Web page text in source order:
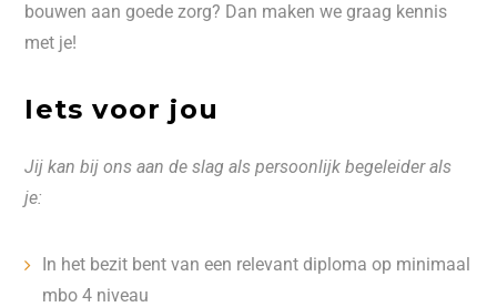
bouwen aan goede zorg? Dan maken we graag kennis
met je!
Iets voor jou
Jij kan bij ons aan de slag als persoonlijk begeleider als
je:
In het bezit bent van een relevant diploma op minimaal
mbo 4 niveau